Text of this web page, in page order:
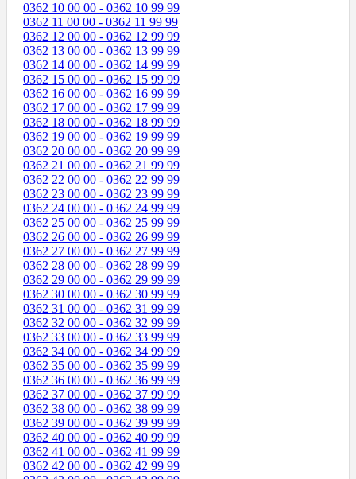
0362 10 00 00 - 0362 10 99 99
0362 11 00 00 - 0362 11 99 99
0362 12 00 00 - 0362 12 99 99
0362 13 00 00 - 0362 13 99 99
0362 14 00 00 - 0362 14 99 99
0362 15 00 00 - 0362 15 99 99
0362 16 00 00 - 0362 16 99 99
0362 17 00 00 - 0362 17 99 99
0362 18 00 00 - 0362 18 99 99
0362 19 00 00 - 0362 19 99 99
0362 20 00 00 - 0362 20 99 99
0362 21 00 00 - 0362 21 99 99
0362 22 00 00 - 0362 22 99 99
0362 23 00 00 - 0362 23 99 99
0362 24 00 00 - 0362 24 99 99
0362 25 00 00 - 0362 25 99 99
0362 26 00 00 - 0362 26 99 99
0362 27 00 00 - 0362 27 99 99
0362 28 00 00 - 0362 28 99 99
0362 29 00 00 - 0362 29 99 99
0362 30 00 00 - 0362 30 99 99
0362 31 00 00 - 0362 31 99 99
0362 32 00 00 - 0362 32 99 99
0362 33 00 00 - 0362 33 99 99
0362 34 00 00 - 0362 34 99 99
0362 35 00 00 - 0362 35 99 99
0362 36 00 00 - 0362 36 99 99
0362 37 00 00 - 0362 37 99 99
0362 38 00 00 - 0362 38 99 99
0362 39 00 00 - 0362 39 99 99
0362 40 00 00 - 0362 40 99 99
0362 41 00 00 - 0362 41 99 99
0362 42 00 00 - 0362 42 99 99